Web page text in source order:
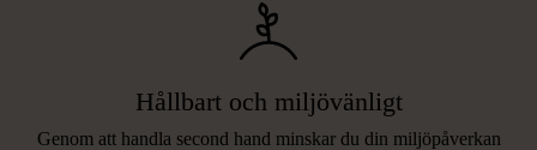
Hållbart och miljövänligt
Genom att handla second hand minskar du din miljöpåverkan